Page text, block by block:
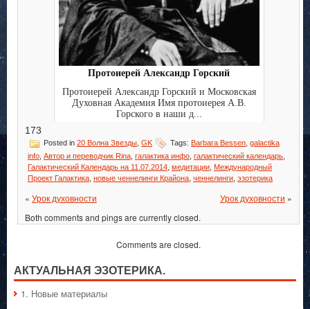
Протоиерей Александр Горский
Протоиерей Александр Горский и Московская
Духовная Академия Имя протоиерея А.В.
Горского в наши д...
173
Posted in 20 Волна Звезды GK Tags: Barbara Bessen galactika
info Автор и переводчик Rina галактика инфо галактический календарь
Галактический Календарь на 11.07.2014 медитации Международный
Проект Галактика новые ченнелинги Крайона ченнелинги эзотерика
« Урок духовности Урок духовности »
Both comments and pings are currently closed.
Comments are closed.
АКТУАЛЬНАЯ ЭЗОТЕРИКА.
1. Hовые материалы